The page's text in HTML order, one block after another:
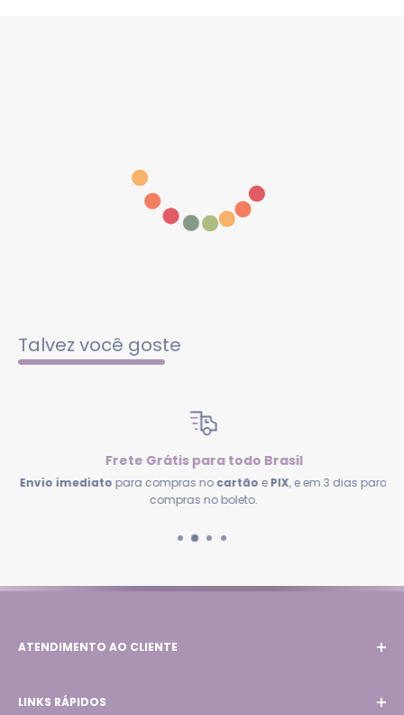
Talvez você goste
Frete Grátis para todo Brasil
Envio imediatopara compras nocartão ePIX, e em 3 dias para
compras no boleto.
ATENDIMENTO AO CLIENTE
WhatsApp:(31) 98789-4431
LINKS RÁPIDOS